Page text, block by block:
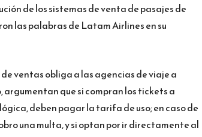
de los sistemas de venta de pasajes de
las palabras de Latam Airlines en su
ventas obliga a las agencias de viaje a
que si compran los tickets a
deben pagar la tarifa de uso; en caso de
una multa, y si optan por ir directamente al